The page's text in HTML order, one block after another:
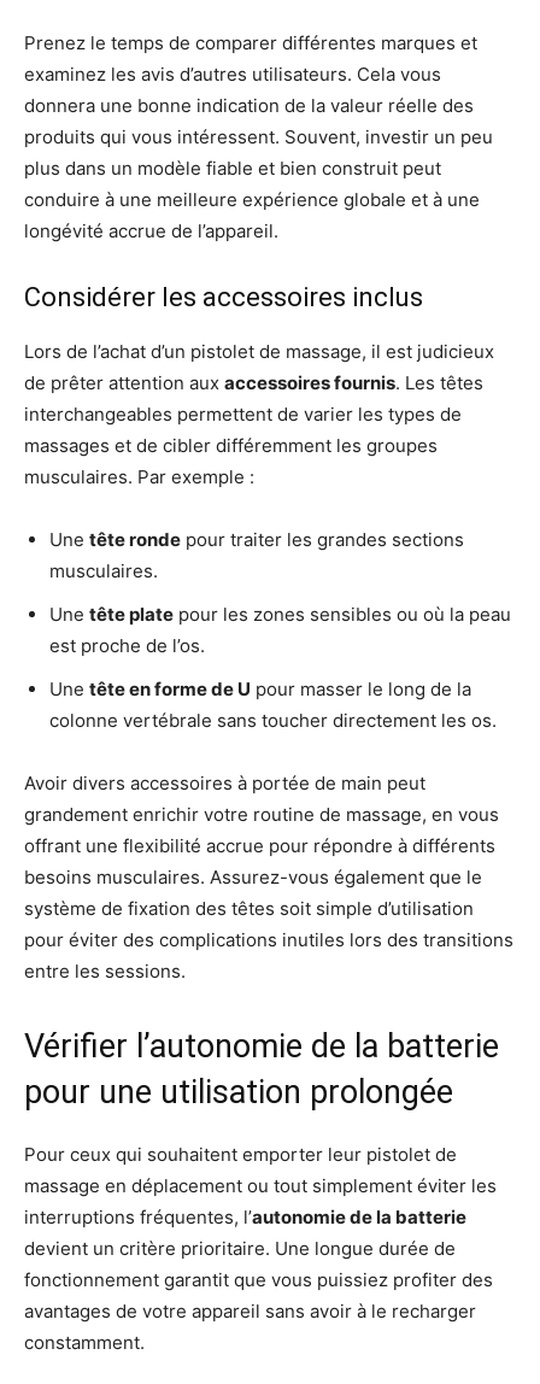
Prenez le temps de comparer différentes marques et
examinez les avis d’autres utilisateurs. Cela vous
donnera une bonne indication de la valeur réelle des
produits qui vous intéressent. Souvent, investir un peu
plus dans un modèle fiable et bien construit peut
conduire à une meilleure expérience globale et à une
longévité accrue de l’appareil.
Considérer les accessoires inclus
Lors de l’achat d’un pistolet de massage, il est judicieux
de prêter attention aux accessoires fournis. Les têtes
interchangeables permettent de varier les types de
massages et de cibler différemment les groupes
musculaires. Par exemple :
Une tête ronde pour traiter les grandes sections
musculaires.
Une tête plate pour les zones sensibles ou où la peau
est proche de l’os.
Une tête en forme de U pour masser le long de la
colonne vertébrale sans toucher directement les os.
Avoir divers accessoires à portée de main peut
grandement enrichir votre routine de massage, en vous
offrant une flexibilité accrue pour répondre à différents
besoins musculaires. Assurez-vous également que le
système de fixation des têtes soit simple d’utilisation
pour éviter des complications inutiles lors des transitions
entre les sessions.
Vérifier l’autonomie de la batterie
pour une utilisation prolongée
Pour ceux qui souhaitent emporter leur pistolet de
massage en déplacement ou tout simplement éviter les
interruptions fréquentes, l’autonomie de la batterie
devient un critère prioritaire. Une longue durée de
fonctionnement garantit que vous puissiez profiter des
avantages de votre appareil sans avoir à le recharger
constamment.